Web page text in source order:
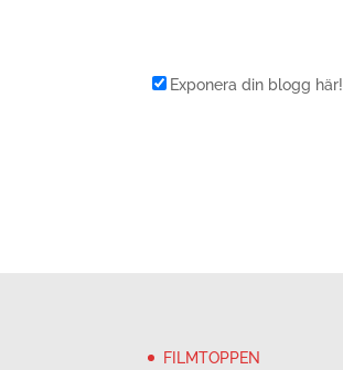
Exponera din blogg här!
FILMTOPPEN